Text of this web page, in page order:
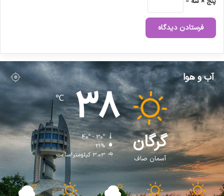
آب و هوا
گرگان
آسمان صاف
38
℃
40º - 30º
21%
3.03 کیلومتر/ساعت